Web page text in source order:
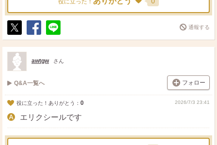
役に立った！
ポ
ス
ト
シ
ェ
送
る
通報する
awtgw さん
Q&A一覧へ フォロー
役に立った！ありがとう： 0 2026/7/3 23:41
エリクシールです